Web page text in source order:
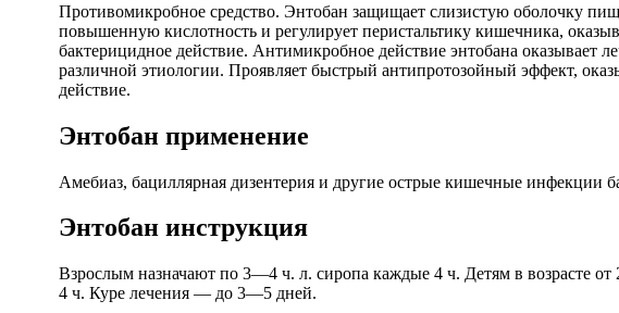
Противомикробное средство. Энтобан защищает слизистую оболочку
повышенную кислотность и регулирует перистальтику кишечника,
бактерицидное действие. Антимикробное действие энтобана оказывает
различной этиологии. Проявляет быстрый антипротозойный эффект,
действие.
Энтобан применение
Амебиаз, бациллярная дизентерия и другие острые кишечные инфекции
Энтобан инструкция
Взрослым назначают по 3—4 ч. л. сиропа каждые 4 ч. Детям в возрасте
4 ч. Куре лечения — до 3—5 дней.